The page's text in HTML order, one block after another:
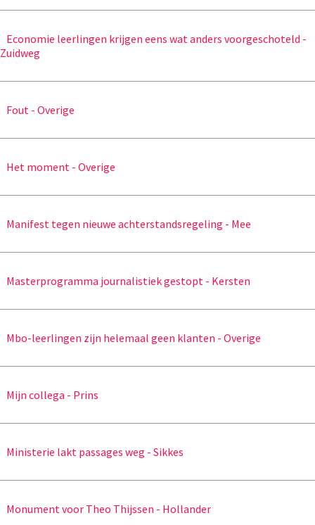
Economie leerlingen krijgen eens wat anders voorgeschoteld -
Zuidweg
Fout - Overige
Het moment - Overige
Manifest tegen nieuwe achterstandsregeling - Mee
Masterprogramma journalistiek gestopt - Kersten
Mbo-leerlingen zijn helemaal geen klanten - Overige
Mijn collega - Prins
Ministerie lakt passages weg - Sikkes
Monument voor Theo Thijssen - Hollander